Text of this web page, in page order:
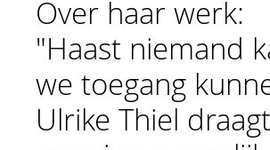
Over haar werk:
"Haast niemand
we toegang
Ulrike Thiel